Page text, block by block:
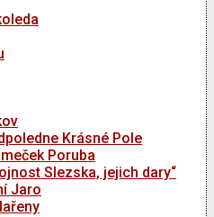
Krásné Pole
Poruba
Slezska, jejich dary“
Jaro